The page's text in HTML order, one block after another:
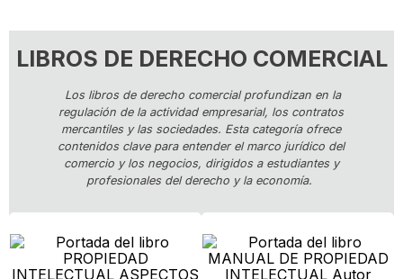
LIBROS DE DERECHO COMERCIAL
Los libros de derecho comercial profundizan en la
regulación de la actividad empresarial, los contratos
mercantiles y las sociedades. Esta categoría ofrece
contenidos clave para entender el marco jurídico del
comercio y los negocios, dirigidos a estudiantes y
profesionales del derecho y la economía.